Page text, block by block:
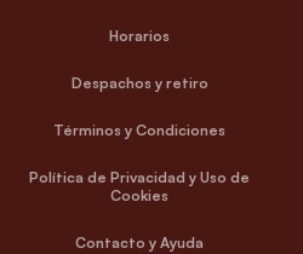
Horarios
Despachos y retiro
Términos y Condiciones
Política de Privacidad y Uso de
Cookies
Contacto y Ayuda